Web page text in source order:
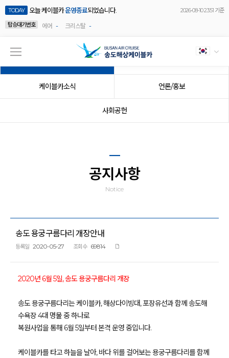
TODAY 오늘 케이블카운영종료되었습니다.
2026-08-10 23:51 기준
탑승대기번호
에어 - 크리스탈 -
케이블카소식 언론/홍보
사회공헌
공지사항
Notice
송도 용궁구름다리 개장안내
등록일 2020-05-27 조회수 69814
2020년 6월 5일, 송도 용궁구름다리 개장
송도 용궁구름다리는 케이블카, 해상다이빙대, 포장유선과 함께 송도해
수욕장 4대 명물 중 하나로
복원사업을 통해 6월 5일부터 본격 운영 중입니다.
케이블카를 타고 하늘을 날아, 바다 위를 걸어보는 용궁구름다리를 함께